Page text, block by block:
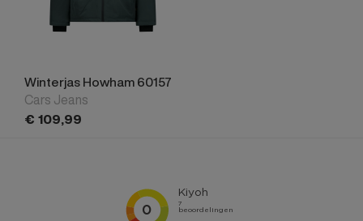
Winterjas Howham 60157
Cars Jeans
€ 109,99